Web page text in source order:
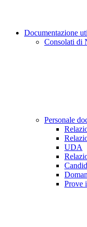
Documentazione
Consolati di
Personale
UDA
Prove